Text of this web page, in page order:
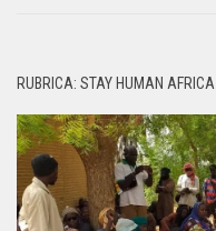
RUBRICA: STAY HUMAN AFRICA